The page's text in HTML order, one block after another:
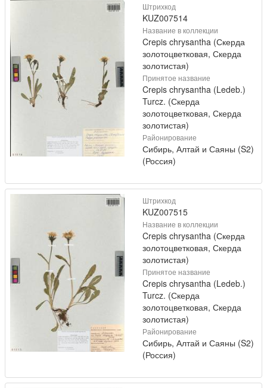
Штрихкод
KUZ007514
Название в коллекции
Crepis chrysantha (Скерда
золотоцветковая, Скерда
золотистая)
Принятое название
Crepis chrysantha (Ledeb.)
Turcz. (Скерда
золотоцветковая, Скерда
золотистая)
Районирование
Сибирь, Алтай и Саяны (S2)
(Россия)
Штрихкод
KUZ007515
Название в коллекции
Crepis chrysantha (Скерда
золотоцветковая, Скерда
золотистая)
Принятое название
Crepis chrysantha (Ledeb.)
Turcz. (Скерда
золотоцветковая, Скерда
золотистая)
Районирование
Сибирь, Алтай и Саяны (S2)
(Россия)